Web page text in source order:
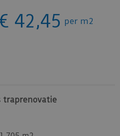
42,45 per m2
traprenovatie